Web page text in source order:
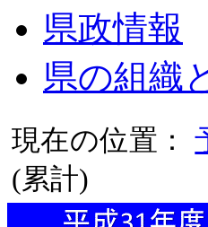
県政情報
県の組織
現在の位置：
(累計)